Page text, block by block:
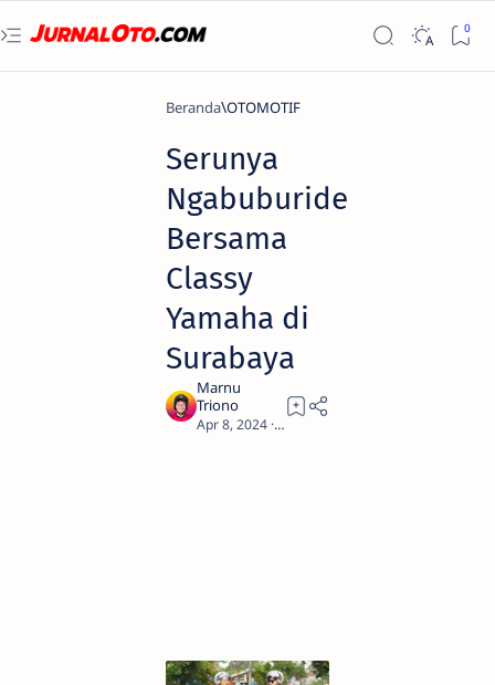
Beranda OTOMOTIF
Serunya
Ngabuburide
Bersama
Classy
Yamaha di
Surabaya
2